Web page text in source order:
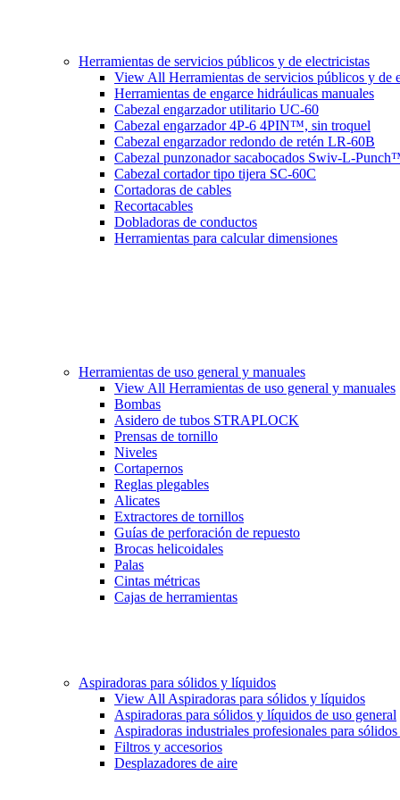
Herramientas de servicios públicos y de electricistas
View All Herramientas de servicios públicos y de
Herramientas de engarce hidráulicas manuales
Cabezal engarzador utilitario UC-60
Cabezal engarzador 4P-6 4PIN™, sin troquel
Cabezal engarzador redondo de retén LR-60B
Cabezal punzonador sacabocados Swiv-L-
Cabezal cortador tipo tijera SC-60C
Cortadoras de cables
Recortacables
Dobladoras de conductos
Herramientas para calcular dimensiones
Herramientas de uso general y manuales
View All Herramientas de uso general y manuales
Bombas
Asidero de tubos STRAPLOCK
Prensas de tornillo
Niveles
Cortapernos
Reglas plegables
Alicates
Extractores de tornillos
Guías de perforación de repuesto
Brocas helicoidales
Palas
Cintas métricas
Cajas de herramientas
Aspiradoras para sólidos y líquidos
View All Aspiradoras para sólidos y líquidos
Aspiradoras para sólidos y líquidos de uso general
Aspiradoras industriales profesionales para
Filtros y accesorios
Desplazadores de aire